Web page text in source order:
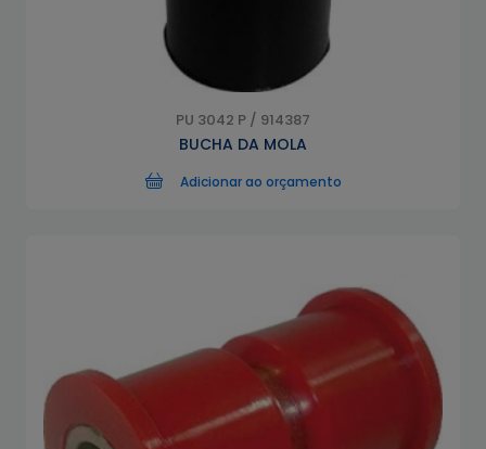
PU 3042 P / 914387
BUCHA DA MOLA
Adicionar ao orçamento